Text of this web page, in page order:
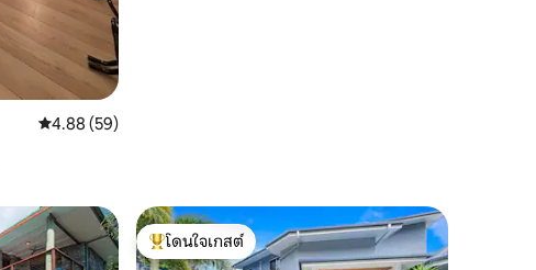
คะแนนเฉลี่ย 4.88 จาก 5, 59 รีวิว
4.88 (59)
โดนใจเกสต์ที่สุด
โดนใจเกสต์